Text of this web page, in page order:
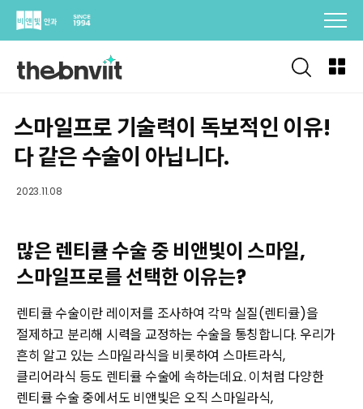
Skip
스마일프로 기술력이 독보적인 이유!
다 같은 수술이 아닙니다.
2023.11.08
많은 렌티큘 수술 중 비앤빛이 스마일,
스마일프로를 선택한 이유는?
렌티큘 수술이란 레이저를 조사하여 각막 실질(렌티큘)을
절제하고 분리해 시력을 교정하는 수술을 통칭합니다. 우리가
흔히 알고 있는 스마일라식을 비롯하여 스마트라식,
클리어라식 등도 렌티큘 수술에 속하는데요. 이처럼 다양한
렌티큘 수술 중에서도 비앤빛은 오직 스마일라식,